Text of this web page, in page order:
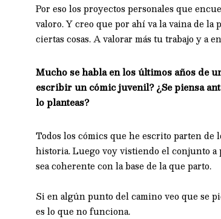
Por eso los proyectos personales que
valoro. Y creo que por ahí va la vaina de
ciertas cosas. A valorar más tu trabajo y a
Mucho se habla en los últimos años de
escribir un cómic juvenil? ¿Se piensa
lo planteas?
Todos los cómics que he escrito parten de
historia. Luego voy vistiendo el conjunto a
sea coherente con la base de la que parto.
Si en algún punto del camino veo que se
es lo que no funciona.